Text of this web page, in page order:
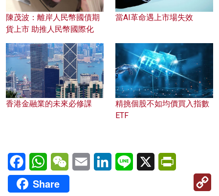
陳茂波：離岸人民幣國債期
貨上市 助推人民幣國際化
當AI革命遇上市場失效
香港金融業的未來必修課
精挑個股不如均價買入指數
ETF
FacebookWhatsAppWeChatEmail LinkedInLine X
Share